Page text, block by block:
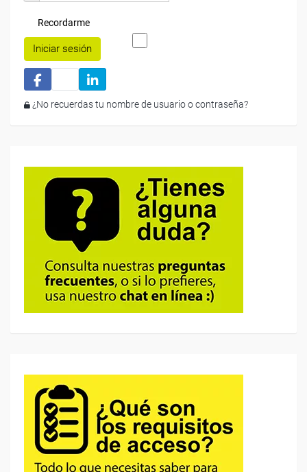
Recordarme
Iniciar sesión
¿No recuerdas tu nombre de usuario o contraseña?